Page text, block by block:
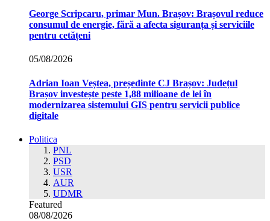
George Scripcaru, primar Mun. Brașov: Brașovul reduce
consumul de energie, fără a afecta siguranța și serviciile
pentru cetățeni
05/08/2026
Adrian Ioan Veștea, președinte CJ Brașov: Județul
Brașov investește peste 1,88 milioane de lei în
modernizarea sistemului GIS pentru servicii publice
digitale
Politica
PNL
PSD
USR
AUR
UDMR
Featured
08/08/2026